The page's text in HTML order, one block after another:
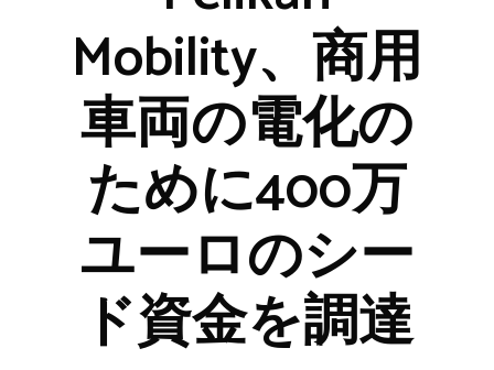
Mobility、商用
車両の電化の
ために400万
ユーロのシー
ド資金を調達